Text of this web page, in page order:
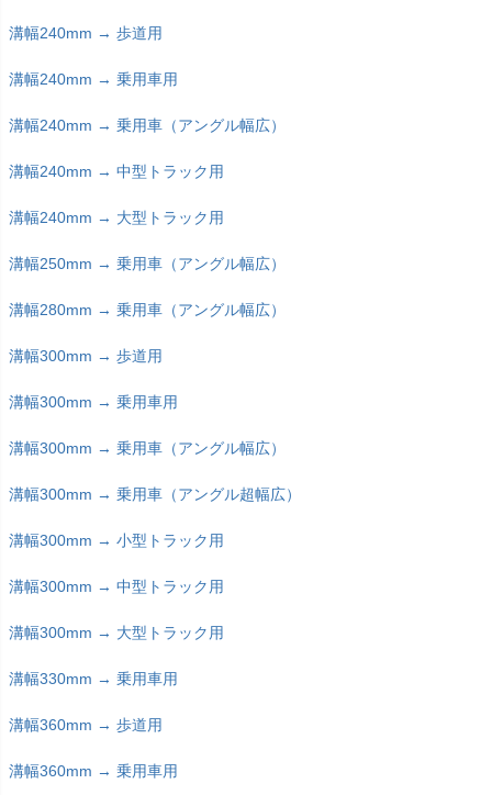
溝幅240mm → 歩道用
溝幅240mm → 乗用車用
溝幅240mm → 乗用車（アングル幅広）
溝幅240mm → 中型トラック用
溝幅240mm → 大型トラック用
溝幅250mm → 乗用車（アングル幅広）
溝幅280mm → 乗用車（アングル幅広）
溝幅300mm → 歩道用
溝幅300mm → 乗用車用
溝幅300mm → 乗用車（アングル幅広）
溝幅300mm → 乗用車（アングル超幅広）
溝幅300mm → 小型トラック用
溝幅300mm → 中型トラック用
溝幅300mm → 大型トラック用
溝幅330mm → 乗用車用
溝幅360mm → 歩道用
溝幅360mm → 乗用車用